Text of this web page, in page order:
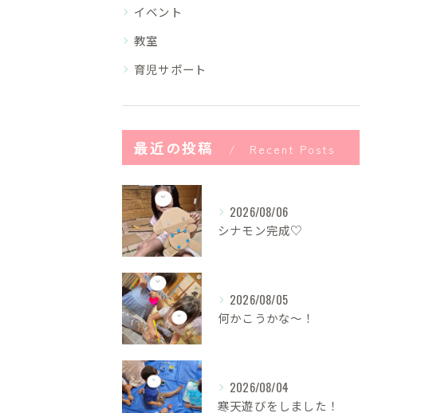
イベント
教室
育児サポート
最近の投稿 Recent Posts
2026/08/06
シナモン完成♡
2026/08/05
何かこうかな〜！
2026/08/04
寒天遊びをしました！